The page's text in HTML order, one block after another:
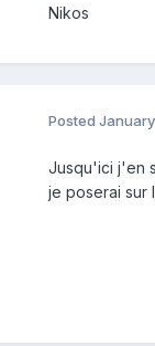
Nikos
Posted
Jusqu'ici j'en
je poserai sur